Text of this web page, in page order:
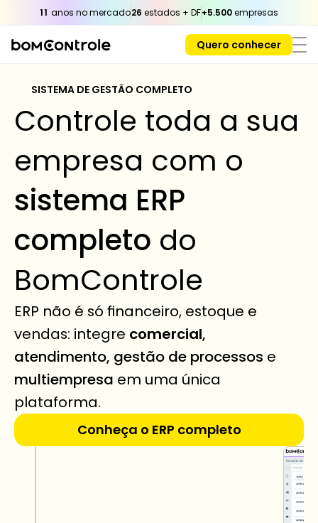
11 anos no mercado26 estados + DF+5.500 empresas
Quero conhecer
SISTEMA DE GESTÃO COMPLETO
Controle toda a sua
sistema ERP
completo do
BomControle
ERP não é só financeiro, estoque e
vendas: integre comercial,
atendimento, gestão de processos
multiempresa em uma única
plataforma.
Conheça o ERP completo